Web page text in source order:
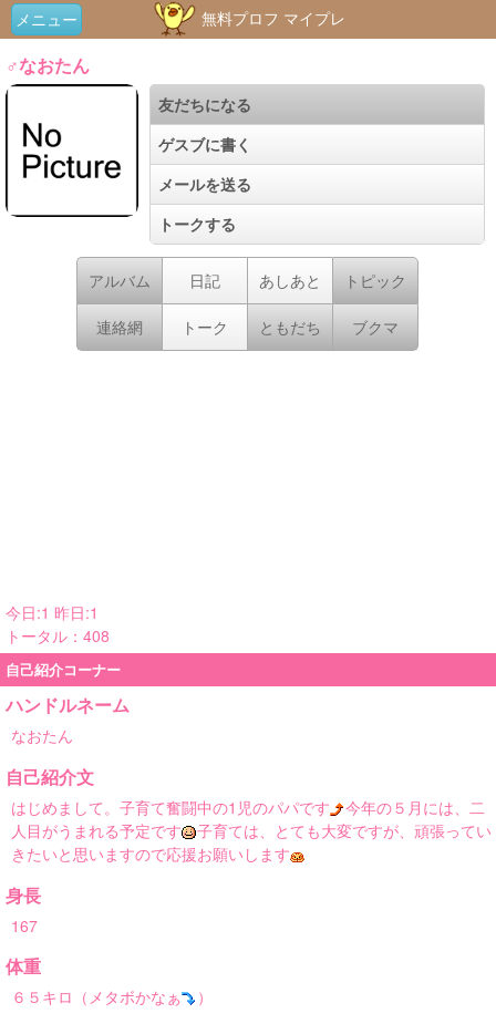
メニュー 無料プロフ マイプレ
♂なおたん
友だちになる
ゲスブに書く
メールを送る
トークする
アルバム 日記 あしあと トピック
連絡網 トーク ともだち ブクマ
今日:1 昨日:1
トータル：408
自己紹介コーナー
ハンドルネーム
なおたん
自己紹介文
はじめまして。子育て奮闘中の1児のパパです
今年の５月には、二
人目がうまれる予定です
子育ては、とても大変ですが、頑張ってい
きたいと思いますので応援お願いします
身長
167
体重
６５キロ（メタボかなぁ ）